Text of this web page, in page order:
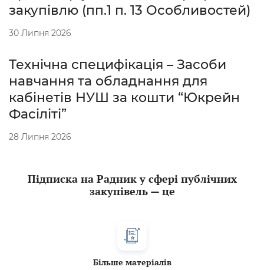
закупівлю (пп.1 п. 13 Особливостей)
30 Липня 2026
Технічна специфікація – Засоби
навчання та обладнання для
кабінетів НУШ за кошти “Юкрейн
Фасіліті”
28 Липня 2026
Підписка на Радник у сфері публічних
закупівель — це
Більше матеріалів